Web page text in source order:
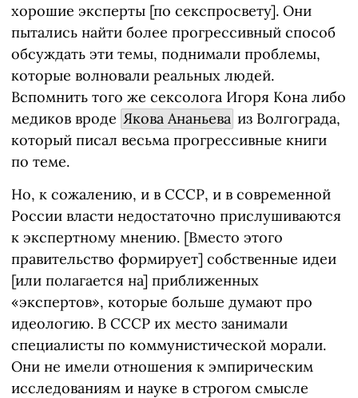
хорошие эксперты [по секспросвету]. Они
пытались найти более прогрессивный способ
обсуждать эти темы, поднимали проблемы,
которые волновали реальных людей.
Вспомнить того же сексолога Игоря Кона либо
медиков вроде Якова Ананьева из Волгограда,
который писал весьма прогрессивные книги
по теме.
Но, к сожалению, и в СССР, и в современной
России власти недостаточно прислушиваются
к экспертному мнению. [Вместо этого
правительство формирует] собственные идеи
[или полагается на] приближенных
«экспертов», которые больше думают про
идеологию. В СССР их место занимали
специалисты по коммунистической морали.
Они не имели отношения к эмпирическим
исследованиям и науке в строгом смысле